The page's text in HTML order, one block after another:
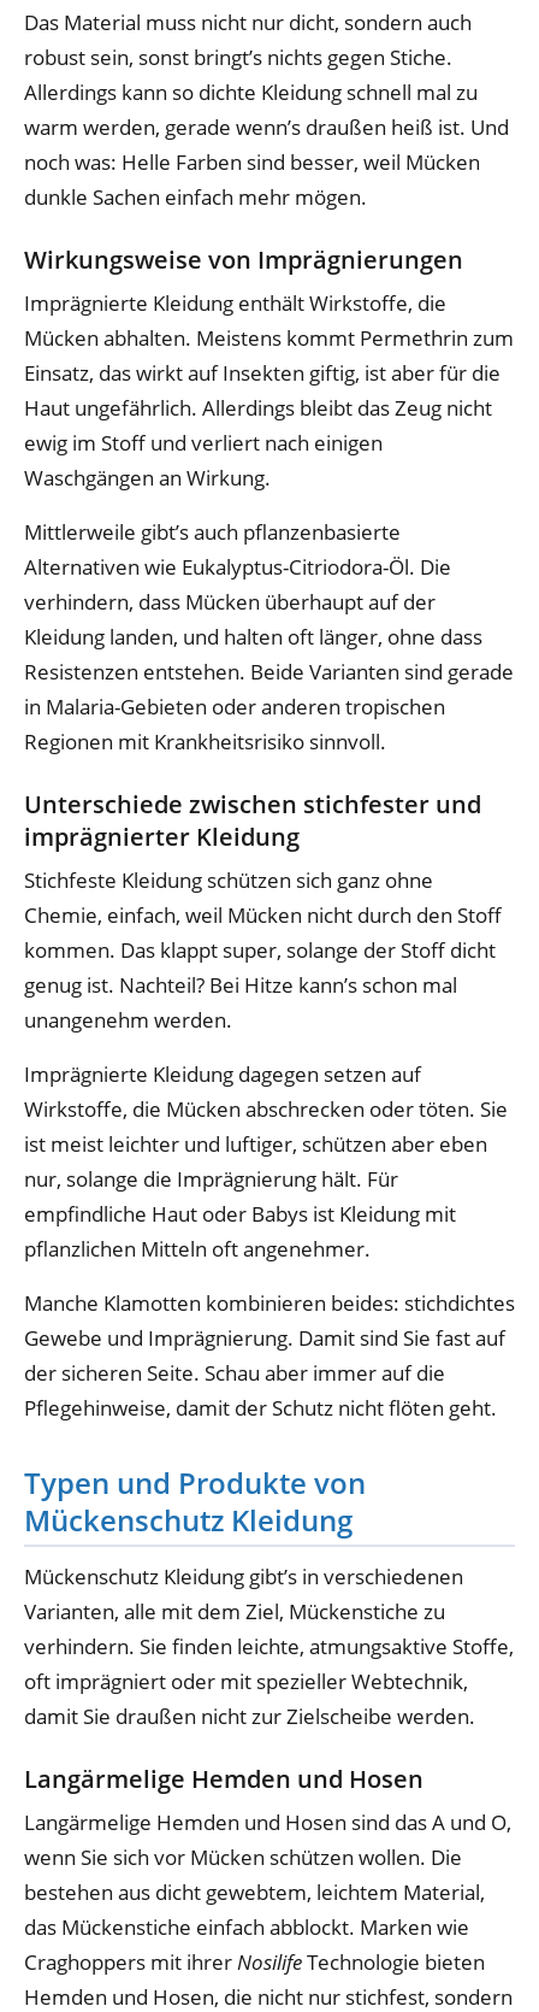
Das Material muss nicht nur dicht, sondern auch
robust sein, sonst bringt’s nichts gegen Stiche.
Allerdings kann so dichte Kleidung schnell mal zu
warm werden, gerade wenn’s draußen heiß ist. Und
noch was: Helle Farben sind besser, weil Mücken
dunkle Sachen einfach mehr mögen.
Wirkungsweise von Imprägnierungen
Imprägnierte Kleidung enthält Wirkstoffe, die
Mücken abhalten. Meistens kommt Permethrin zum
Einsatz, das wirkt auf Insekten giftig, ist aber für die
Haut ungefährlich. Allerdings bleibt das Zeug nicht
ewig im Stoff und verliert nach einigen
Waschgängen an Wirkung.
Mittlerweile gibt’s auch pflanzenbasierte
Alternativen wie Eukalyptus-Citriodora-Öl. Die
verhindern, dass Mücken überhaupt auf der
Kleidung landen, und halten oft länger, ohne dass
Resistenzen entstehen. Beide Varianten sind gerade
in Malaria-Gebieten oder anderen tropischen
Regionen mit Krankheitsrisiko sinnvoll.
Unterschiede zwischen stichfester und
imprägnierter Kleidung
Stichfeste Kleidung schützen sich ganz ohne
Chemie, einfach, weil Mücken nicht durch den Stoff
kommen. Das klappt super, solange der Stoff dicht
genug ist. Nachteil? Bei Hitze kann’s schon mal
unangenehm werden.
Imprägnierte Kleidung dagegen setzen auf
Wirkstoffe, die Mücken abschrecken oder töten. Sie
ist meist leichter und luftiger, schützen aber eben
nur, solange die Imprägnierung hält. Für
empfindliche Haut oder Babys ist Kleidung mit
pflanzlichen Mitteln oft angenehmer.
Manche Klamotten kombinieren beides: stichdichtes
Gewebe und Imprägnierung. Damit sind Sie fast auf
der sicheren Seite. Schau aber immer auf die
Pflegehinweise, damit der Schutz nicht flöten geht.
Typen und Produkte von
Mückenschutz Kleidung
Mückenschutz Kleidung gibt’s in verschiedenen
Varianten, alle mit dem Ziel, Mückenstiche zu
verhindern. Sie finden leichte, atmungsaktive Stoffe,
oft imprägniert oder mit spezieller Webtechnik,
damit Sie draußen nicht zur Zielscheibe werden.
Langärmelige Hemden und Hosen
Langärmelige Hemden und Hosen sind das A und O,
wenn Sie sich vor Mücken schützen wollen. Die
bestehen aus dicht gewebtem, leichtem Material,
das Mückenstiche einfach abblockt. Marken wie
Craghoppers mit ihrer NosilifeTechnologie bieten
Hemden und Hosen, die nicht nur stichfest, sondern